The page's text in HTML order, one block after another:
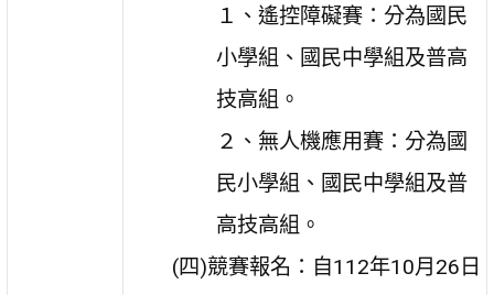
１、遙控障礙賽：分為國民
小學組、國民中學組及普高
技高組。
２、無人機應用賽：分為國
民小學組、國民中學組及普
高技高組。
(四)競賽報名：自112年10月26日